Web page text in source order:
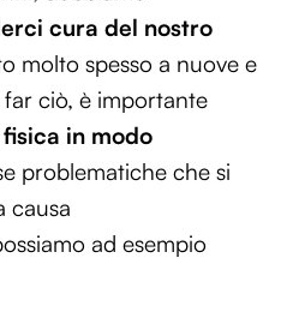
cura del nostro
molto spesso a nuove e
ciò, è importante
in modo
problematiche che si
causa
ad esempio